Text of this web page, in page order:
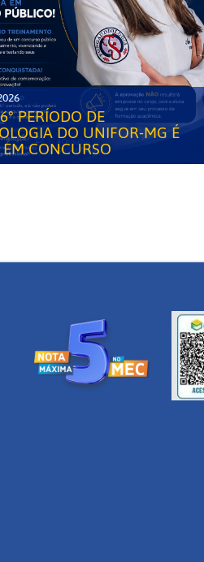
PERÍODO DE
DO UNIFOR-MG É
CONCURSO